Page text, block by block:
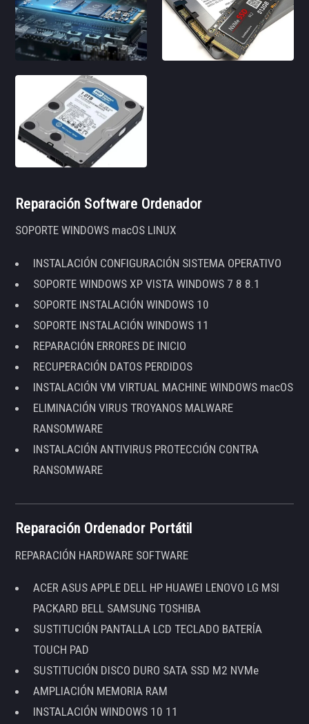
Reparación Software Ordenador
SOPORTE WINDOWS macOS LINUX
INSTALACIÓN CONFIGURACIÓN SISTEMA OPERATIVO
SOPORTE WINDOWS XP VISTA WINDOWS 7 8 8.1
SOPORTE INSTALACIÓN WINDOWS 10
SOPORTE INSTALACIÓN WINDOWS 11
REPARACIÓN ERRORES DE INICIO
RECUPERACIÓN DATOS PERDIDOS
INSTALACIÓN VM VIRTUAL MACHINE WINDOWS macOS
ELIMINACIÓN VIRUS TROYANOS MALWARE
RANSOMWARE
INSTALACIÓN ANTIVIRUS PROTECCIÓN CONTRA
RANSOMWARE
Reparación Ordenador Portátil
REPARACIÓN HARDWARE SOFTWARE
ACER ASUS APPLE DELL HP HUAWEI LENOVO LG MSI
PACKARD BELL SAMSUNG TOSHIBA
SUSTITUCIÓN PANTALLA LCD TECLADO BATERÍA
TOUCH PAD
SUSTITUCIÓN DISCO DURO SATA SSD M2 NVMe
AMPLIACIÓN MEMORIA RAM
INSTALACIÓN WINDOWS 10 11